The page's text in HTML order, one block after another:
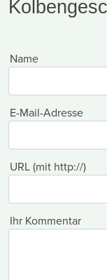
Name
E-Mail-Adresse
URL (mit http://)
Ihr Kommentar